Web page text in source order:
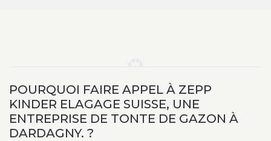
POURQUOI FAIRE APPEL À ZEPP
KINDER ELAGAGE SUISSE, UNE
ENTREPRISE DE TONTE DE GAZON À
DARDAGNY. ?